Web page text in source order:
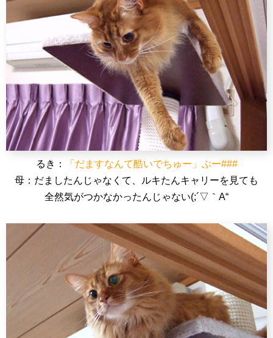
るき：
「だますなんて酷いでちゅー」ぶー###
母：だましたんじゃなくて、ルキたんキャリーを見ても
全然気がつかなかったんじゃない(;´▽｀A“